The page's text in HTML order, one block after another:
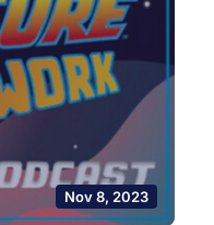
Nov 8, 2023